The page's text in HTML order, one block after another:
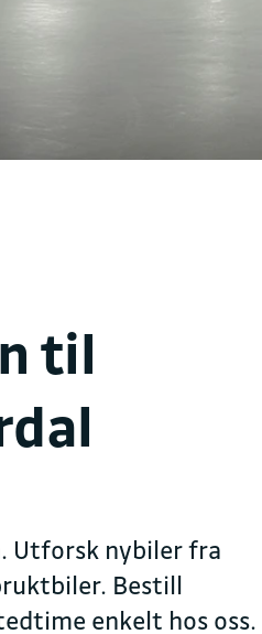
til
Utforsk nybiler fra
Bestill
enkelt hos oss.